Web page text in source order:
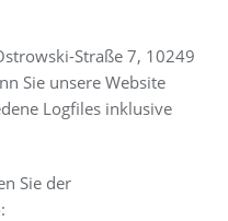
Straße 7, 10249
Sie unsere Website
Logfiles inklusive
Sie der